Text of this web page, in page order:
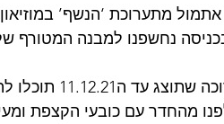
אתמול מתערוכת ‘הנשף’
נחשפנו למבנה המטורף
בתערוכה
מהחדר עם כובעי הקצפת